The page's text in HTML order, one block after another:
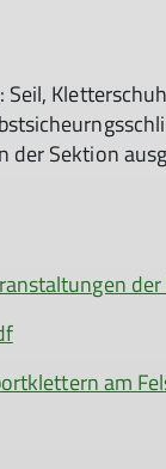
der Sektion
am